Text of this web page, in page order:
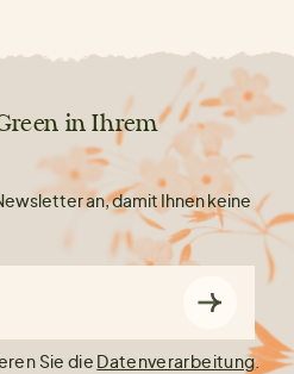
in Ihrem
an, damit Ihnen keine
Sie die Datenverarbeitung.